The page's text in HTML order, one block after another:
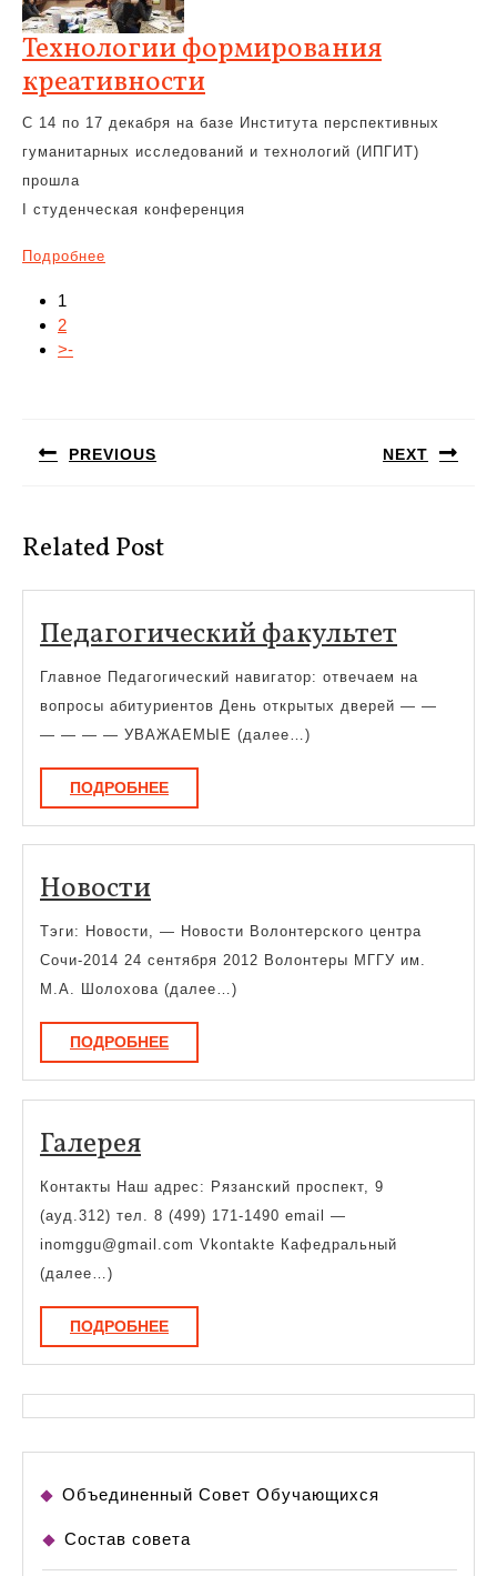
Технологии формирования
креативности
С 14 по 17 декабря на базе Института перспективных
гуманитарных исследований и технологий (ИПГИТ)
прошла
I студенческая конференция
Подробнее
1
2
>-
записям
PREVIOUS NEXT
Related Post
Педагогический факультет
Главное Педагогический навигатор: отвечаем на
вопросы абитуриентов День открытых дверей — —
— — — — УВАЖАЕМЫЕ (далее…)
ПОДРОБНЕЕПОДРОБНЕЕ
НовостиНовости
Тэги: Новости, — Новости Волонтерского центра
Сочи-2014 24 сентября 2012 Волонтеры МГГУ им.
М.А. Шолохова (далее…)
ПОДРОБНЕЕПОДРОБНЕЕ
ГалереяГалерея
Контакты Наш адрес: Рязанский проспект, 9
(ауд.312) тел. 8 (499) 171-1490 email —
inomggu@gmail.com Vkontakte Кафедральный
(далее…)
ПОДРОБНЕЕПОДРОБНЕЕ
Объединенный Совет Обучающихся
Состав совета